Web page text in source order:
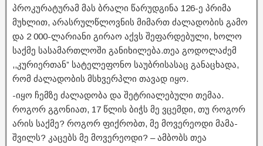
პროკურატურამ მას ბრალი წარუდგინა 126-ე პრიმა
მუხლით, არასრულწლოვნის მიმართ ძალადობის გამო
და 2 000-ლარიანი გირაო აქვს შეფარდებული, ხოლო
საქმე სასამართლოში განიხილება.თეა გოდოლაძემ
,,კურიერთან” სატელეფონო საუბრისასაც განაცხადა,
რომ ძალადობის მსხვერპლი თავად იყო.
-იყო ჩემზე ძალადობა და შეტრიალებული თემაა.
როგორ გგონიათ, 17 წლის ბიჭს მე ვცემდი, თუ როგორ
არის საქმე? როგორ ფიქრობთ, მე მოვერეოდი მამა-
შვილს? კაცებს მე მოვერეოდი? – ამბობს თეა